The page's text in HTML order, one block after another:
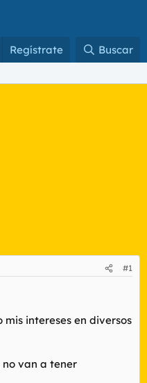
Regístrate Buscar
#1
intereses en diversos
no van a tener